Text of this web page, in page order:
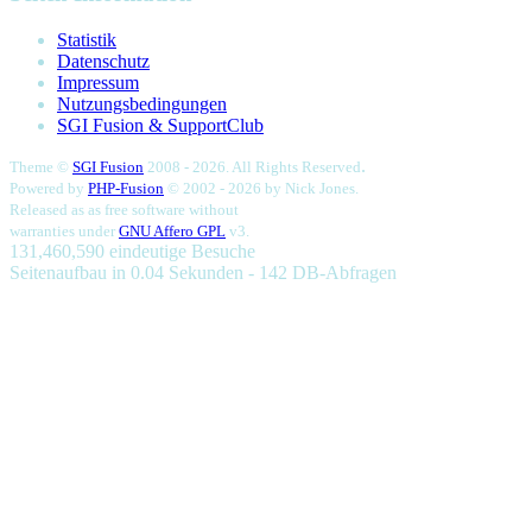
Statistik
Datenschutz
Impressum
Nutzungsbedingungen
SGI Fusion & SupportClub
Theme © SGI Fusion 2008 - 2026. All Rights Reserved.
Powered by PHP-Fusion © 2002 - 2026 by Nick Jones.
Released as as free software without
warranties under GNU Affero GPL v3.
131,460,590 eindeutige Besuche
Seitenaufbau in 0.04 Sekunden - 142 DB-Abfragen